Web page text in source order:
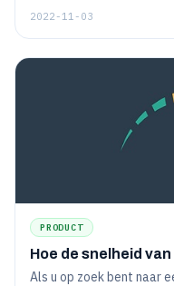
eigendom vervalt.
2022-11-03
PRODUCT
Hoe de snelheid
Als u op zoek bent naar